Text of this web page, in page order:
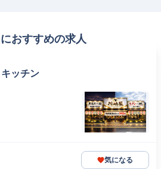
おすすめの求人
ッチン
気になる